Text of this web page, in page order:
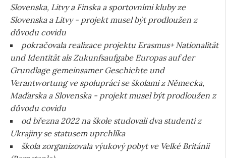
Slovenska, Litvy a Finska a sportovními kluby ze
Slovenska a Litvy - projekt musel být prodloužen z
důvodu covidu
pokračovala realizace projektu Erasmus+ Nationalität
und Identität als Zukunfsaufgabe Europas auf der
Grundlage gemeinsamer Geschichte und
Verantwortung ve spolupráci se školami z Německa,
Maďarska a Slovenska - projekt musel být prodloužen z
důvodu covidu
od března 2022 na škole studovali dva studenti z
Ukrajiny se statusem uprchlíka
škola zorganizovala výukový pobyt ve Velké Británii